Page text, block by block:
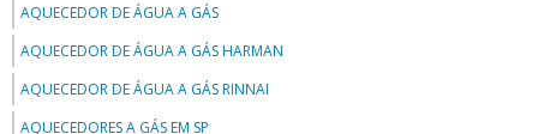
AQUECEDOR DE ÁGUA A GÁS
AQUECEDOR DE ÁGUA A GÁS HARMAN
AQUECEDOR DE ÁGUA A GÁS RINNAI
AQUECEDORES A GÁS EM SP